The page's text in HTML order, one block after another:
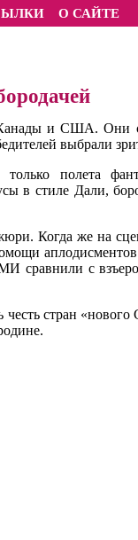
О САЙТЕ
и США. Они
выбрали
полета
в стиле Дали,
Когда же на
сравнили с
стран «нового